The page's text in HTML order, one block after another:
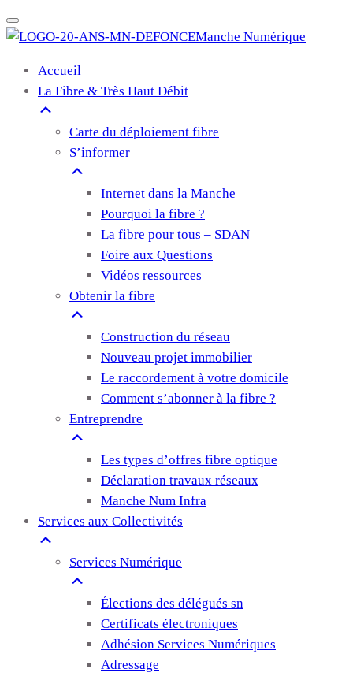
Manche Numérique
Accueil
La Fibre & Très Haut Débit
Carte du déploiement fibre
S’informer
Internet dans la Manche
Pourquoi la fibre ?
La fibre pour tous – SDAN
Foire aux Questions
Vidéos ressources
Obtenir la fibre
Construction du réseau
Nouveau projet immobilier
Le raccordement à votre domicile
Comment s’abonner à la fibre ?
Entreprendre
Les types d’offres fibre optique
Déclaration travaux réseaux
Manche Num Infra
Services aux Collectivités
Services Numérique
Élections des délégués sn
Certificats électroniques
Adhésion Services Numériques
Adressage